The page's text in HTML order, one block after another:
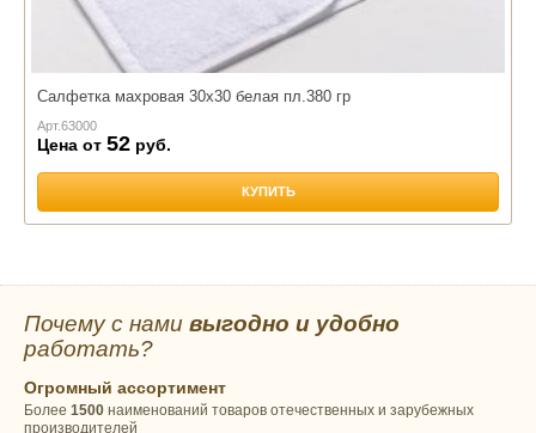
Салфетка махровая 30х30 белая пл.380 гр
Арт.63000
Цена от 52 руб.
КУПИТЬ
Почему с нами выгодно и удобно
работать?
Огромный ассортимент
Более 1500 наименований товаров отечественных и зарубежных
производителей